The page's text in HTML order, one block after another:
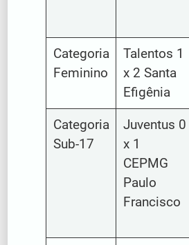
Categoria
Feminino
Talentos 1
x 2 Santa
Efigênia
Categoria
Sub-17
Juventus 0
x 1
CEPMG
Paulo
Francisco